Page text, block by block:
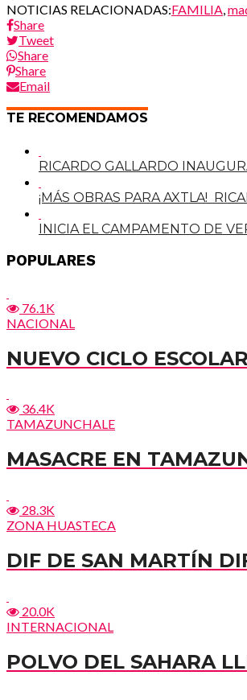
NOTICIAS RELACIONADAS:FAMILIA
Share
Tweet
Share
Share
Email
TE RECOMENDAMOS
RICARDO GALLARDO
¡MÁS OBRAS PARA AXTLA!
INICIA EL CAMPAMENTO DE
POPULARES
76.1K
NACIONAL
NUEVO CICLO
36.4K
TAMAZUNCHALE
MASACRE EN
28.3K
ZONA HUASTECA
DIF DE SAN MARTÍN
20.0K
INTERNACIONAL
POLVO DEL SAHARA